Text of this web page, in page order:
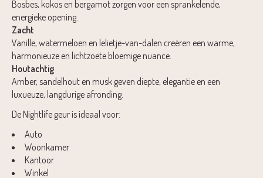
Bosbes, kokos en bergamot zorgen voor een sprankelende,
energieke opening.
Zacht
Vanille, watermeloen en lelietje-van-dalen creëren een warme,
harmonieuze en lichtzoete bloemige nuance.
Houtachtig
Amber, sandelhout en musk geven diepte, elegantie en een
luxueuze, langdurige afronding.
De Nightlife geur is ideaal voor:
Auto
Woonkamer
Kantoor
Winkel